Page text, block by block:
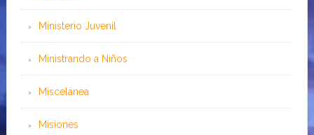
Ministerio Juvenil
Ministrando a Niños
Miscelánea
Misiones